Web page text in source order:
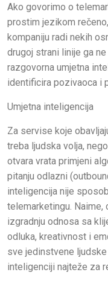
Ako govorimo o
prostim jezikom
kompaniju radi nekih
drugoj strani linije ga
razgovorna umjetna
identificira pozivaoca i
Umjetna inteligencija
Za servise koje
treba ljudska volja,
otvara vrata primjeni
pitanju odlazni
inteligencija nije
telemarketingu. Naime,
izgradnju odnosa sa
odluka, kreativnost i
sve jedinstvene
inteligenciji najteže za